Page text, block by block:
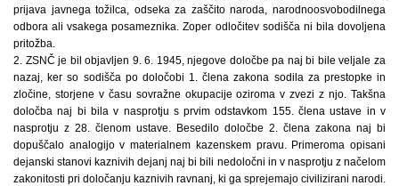
prijava javnega tožilca, odseka za zaščito naroda, narodnoosvobodilnega
odbora ali vsakega posameznika. Zoper odločitev sodišča ni bila dovoljena
pritožba.
2. ZSNČ je bil objavljen 9. 6. 1945, njegove določbe pa naj bi bile veljale za
nazaj, ker so sodišča po določobi 1. člena zakona sodila za prestopke in
zločine, storjene v času sovražne okupacije oziroma v zvezi z njo. Takšna
določba naj bi bila v nasprotju s prvim odstavkom 155. člena ustave in v
nasprotju z 28. členom ustave. Besedilo določbe 2. člena zakona naj bi
dopuščalo analogijo v materialnem kazenskem pravu. Primeroma opisani
dejanski stanovi kaznivih dejanj naj bi bili nedoločni in v nasprotju z načelom
zakonitosti pri določanju kaznivih ravnanj, ki ga sprejemajo civilizirani narodi.